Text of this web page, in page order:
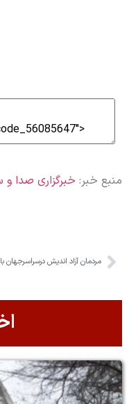
منبع خبر: خبرگزاری صدا و